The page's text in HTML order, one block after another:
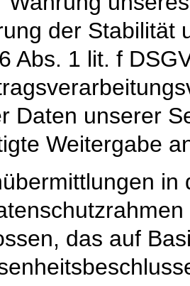
der Stabilität
Abs. 1 lit. f
Daten unserer
Weitergabe
in
das auf